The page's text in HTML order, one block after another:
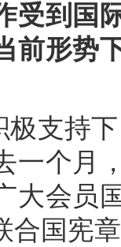
受到国
前形势
极支持
一个月
大会员
合国宪